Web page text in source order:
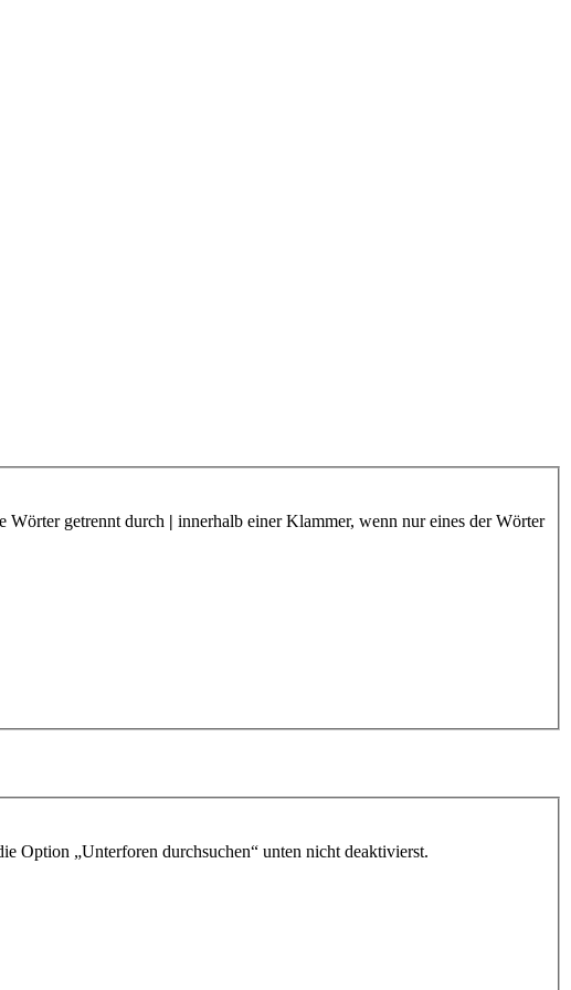
Wörter getrennt durch | innerhalb einer Klammer, wenn nur eines der Wörter
Option „Unterforen durchsuchen“ unten nicht deaktivierst.